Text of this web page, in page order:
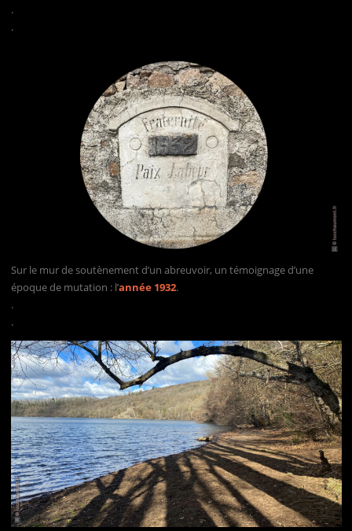
.
.
Sur le mur de soutènement d’un abreuvoir, un témoignage d’une
époque de mutation : l’année 1932.
.
.